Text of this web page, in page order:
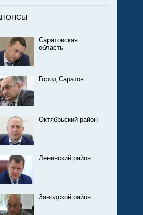
Саратовская
область
Город Саратов
Октябрьский район
Ленинский район
Заводской район